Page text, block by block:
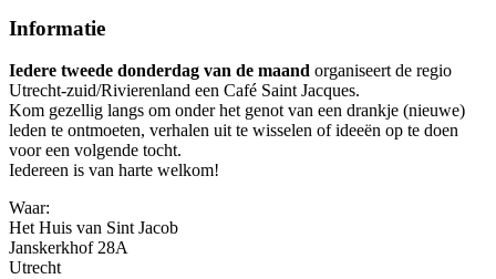
Informatie
Iedere tweede donderdag van de maand organiseert de regio
Utrecht-zuid/Rivierenland een Café Saint Jacques.
Kom gezellig langs om onder het genot van een drankje (nieuwe)
leden te ontmoeten, verhalen uit te wisselen of ideeën op te doen
voor een volgende tocht.
Iedereen is van harte welkom!
Waar:
Het Huis van Sint Jacob
Janskerkhof 28A
Utrecht